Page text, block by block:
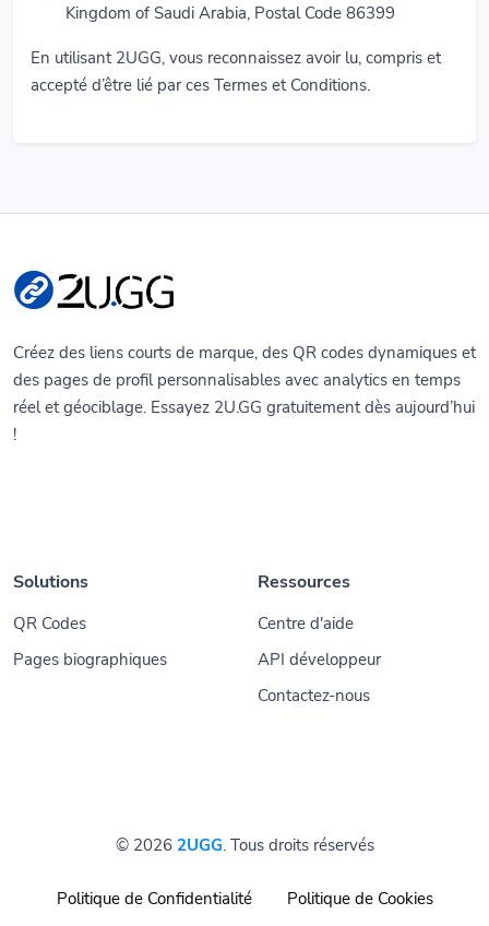
Kingdom of Saudi Arabia, Postal Code 86399
En utilisant 2UGG, vous reconnaissez avoir lu, compris et
accepté d’être lié par ces Termes et Conditions.
Créez des liens courts de marque, des QR codes dynamiques et
des pages de profil personnalisables avec analytics en temps
réel et géociblage. Essayez 2U.GG gratuitement dès aujourd’hui
!
Solutions
QR Codes
Pages biographiques
Ressources
Centre d'aide
API développeur
Contactez-nous
© 2026 2UGG. Tous droits réservés
Politique de Confidentialité Politique de Cookies